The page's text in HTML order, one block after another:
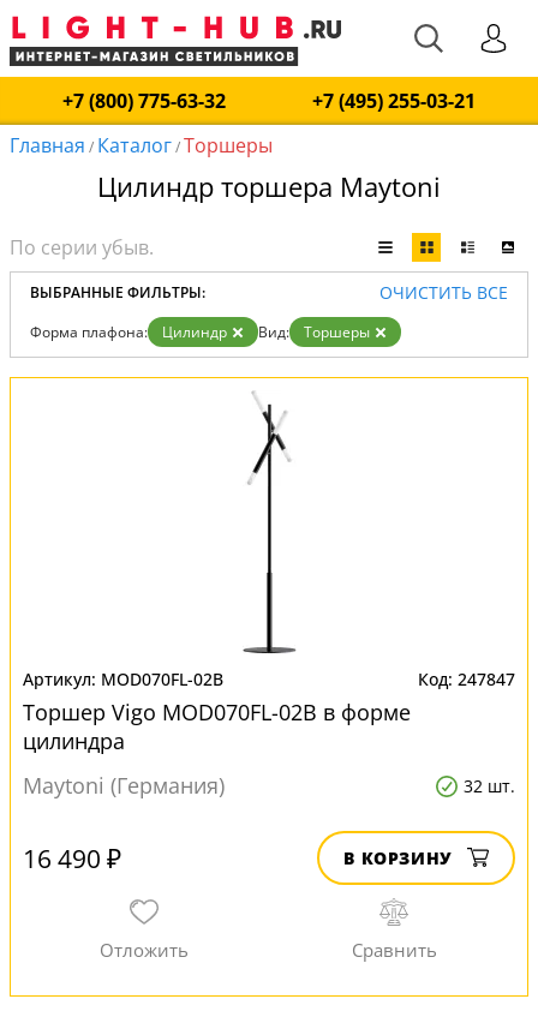
+7 (800) 775-63-32
+7 (495) 255-03-21
Главная / Каталог/Торшеры
Цилиндр торшера Maytoni
ВЫБРАННЫЕ ФИЛЬТРЫ: ОЧИСТИТЬ ВСЕ
Форма плафона: Цилиндр Вид: Торшеры
MOD070FL-02B 247847
Торшер Vigo MOD070FL-02B в форме
цилиндра
Maytoni (Германия)
32 шт.
16 490 ₽ В КОРЗИНУ